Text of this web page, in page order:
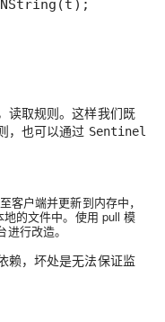
读取规则。这样我们既
，也可以通过 Sentinel
客户端并更新到内存中，
的文件中。使用 pull 模
行改造。
赖，坏处是无法保证监